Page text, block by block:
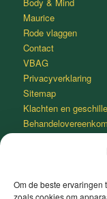
Om de beste
zoals cookies om
Maurice
Rode vlaggen
Contact
VBAG
Privacyverklaring
Sitemap
Klachten en